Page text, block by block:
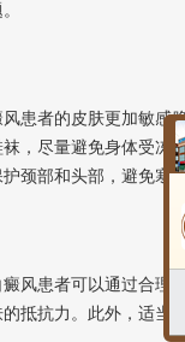
者的皮肤更加敏感
，尽量避免身体受冻
颈部和头部，避免寒
患者可以通过合理
抵抗力。此外，适当